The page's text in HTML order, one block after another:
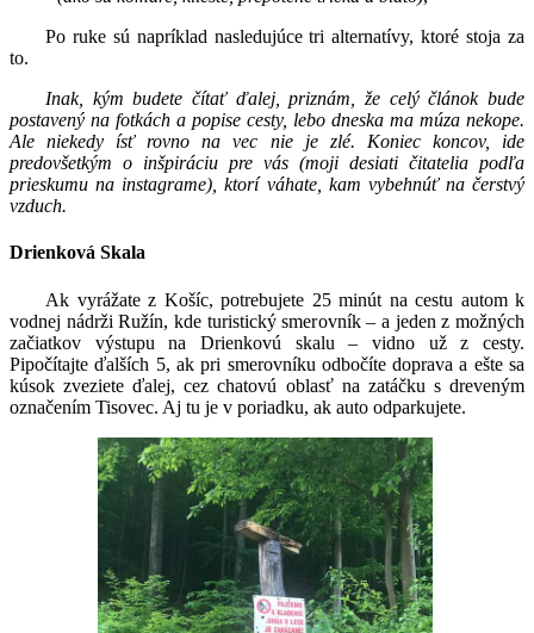
Po ruke sú napríklad nasledujúce tri alternatívy, ktoré stoja za
to.
Inak, kým budete čítať ďalej, priznám, že celý článok bude
postavený na fotkách a popise cesty, lebo dneska ma múza nekope.
Ale niekedy ísť rovno na vec nie je zlé. Koniec koncov, ide
predovšetkým o inšpiráciu pre vás (moji desiati čitatelia podľa
prieskumu na instagrame), ktorí váhate, kam vybehnúť na čerstvý
vzduch.
Drienková Skala
Ak vyrážate z Košíc, potrebujete 25 minút na cestu autom k
vodnej nádrži Ružín, kde turistický smerovník – a jeden z možných
začiatkov výstupu na Drienkovú skalu – vidno už z cesty.
Pipočítajte ďalších 5, ak pri smerovníku odbočíte doprava a ešte sa
kúsok zveziete ďalej, cez chatovú oblasť na zatáčku s dreveným
označením Tisovec. Aj tu je v poriadku, ak auto odparkujete.